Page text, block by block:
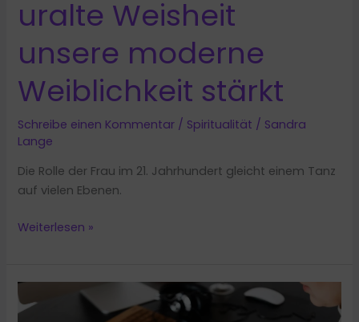
uralte Weisheit
unsere moderne
Weiblichkeit stärkt
Schreibe einen Kommentar / Spiritualität / Sandra
Lange
Die Rolle der Frau im 21. Jahrhundert gleicht einem Tanz
auf vielen Ebenen.
Gastbeitrag:
–
Wie
Weiterlesen »